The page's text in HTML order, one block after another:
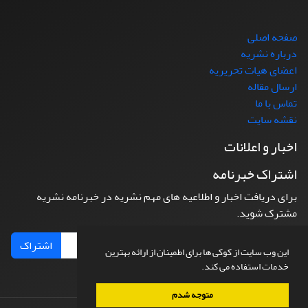
این وب سایت از کوکی ها برای اطمینان از ارائه بهترین
خدمات استفاده می کند.
متوجه شدم
صفحه اصلی
درباره نشریه
اعضای هیات تحریریه
ارسال مقاله
تماس با ما
نقشه سایت
اخبار و اعلانات
اشتراک خبرنامه
برای دریافت اخبار و اطلاعیه های مهم نشریه در خبرنامه نشریه
مشترک شوید.
اشتراک